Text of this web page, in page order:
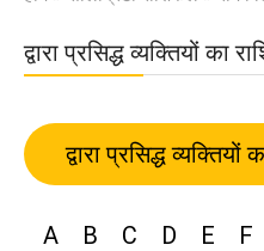
द्वारा प्रसिद्ध व्यक्तियों का
द्वारा प्रसिद्ध
A B C D E F